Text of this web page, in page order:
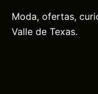
Moda, ofertas,
Valle de Texas.